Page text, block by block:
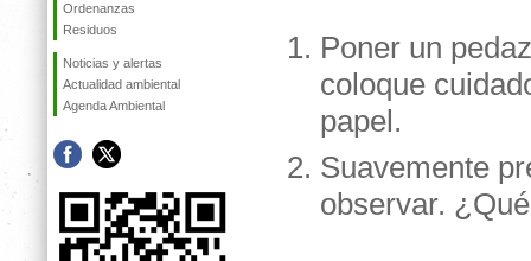
Ordenanzas
Residuos
Noticias y alertas
Actualidad ambiental
Agenda Ambiental
Poner un
coloque
papel.
Suavemente
observar.